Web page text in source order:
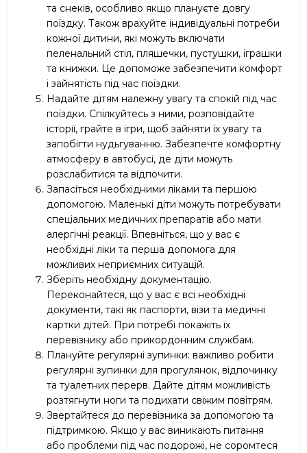
та снеків, особливо якщо плануєте довгу
поїздку. Також врахуйте індивідуальні потреби
кожної дитини, які можуть включати
пеленальний стіл, пляшечки, пустушки, іграшки
та книжки. Це допоможе забезпечити комфорт
і зайнятість під час поїздки.
Надайте дітям належну увагу та спокій під час
поїздки. Спілкуйтесь з ними, розповідайте
історії, грайте в ігри, щоб зайняти їх увагу та
запобігти нудьгуванню. Забезпечте комфортну
атмосферу в автобусі, де діти можуть
розслабитися та відпочити.
Запасіться необхідними ліками та першою
допомогою. Маленькі діти можуть потребувати
спеціальних медичних препаратів або мати
алергічні реакції. Впевніться, що у вас є
необхідні ліки та перша допомога для
можливих неприємних ситуацій.
Зберіть необхідну документацію.
Переконайтеся, що у вас є всі необхідні
документи, такі як паспорти, візи та медичні
картки дітей. При потребі покажіть їх
перевізнику або прикордонним службам.
Плануйте регулярні зупинки: важливо робити
регулярні зупинки для прогулянок, відпочинку
та туалетних перерв. Дайте дітям можливість
розтягнути ноги та подихати свіжим повітрям.
Звертайтеся до перевізника за допомогою та
підтримкою. Якщо у вас виникають питання
або проблеми під час подорожі, не соромтеся